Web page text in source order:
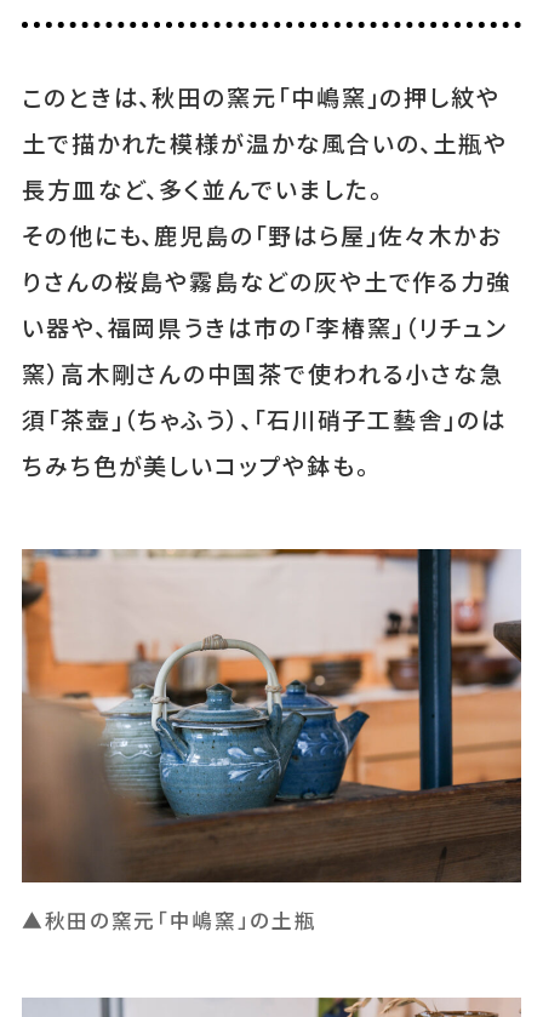
このときは、秋田の窯元「中嶋窯」の押し紋や
土で描かれた模様が温かな風合いの、土瓶や
長方皿など、多く並んでいました。
その他にも、鹿児島の「野はら屋」佐々木かお
りさんの桜島や霧島などの灰や土で作る力強
い器や、福岡県うきは市の「李椿窯」（リチュン
窯）高木剛さんの中国茶で使われる小さな急
須「茶壺」（ちゃふう）、「石川硝子工藝舎」のは
ちみち色が美しいコップや鉢も。
▲秋田の窯元「中嶋窯」の土瓶